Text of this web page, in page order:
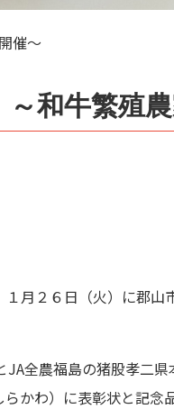
催～
～和牛繁殖
月２６日（火）に郡
全農福島の猪股孝二
かわ）に表彰状と記念